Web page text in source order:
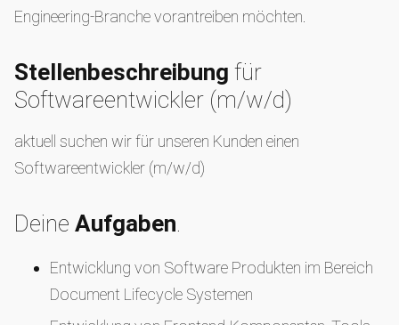
Engineering-Branche vorantreiben möchten.
Stellenbeschreibung für
Softwareentwickler (m/w/d)
aktuell suchen wir für unseren Kunden einen
Softwareentwickler (m/w/d)
Deine Aufgaben.
Entwicklung von Software Produkten im Bereich
Document Lifecycle Systemen